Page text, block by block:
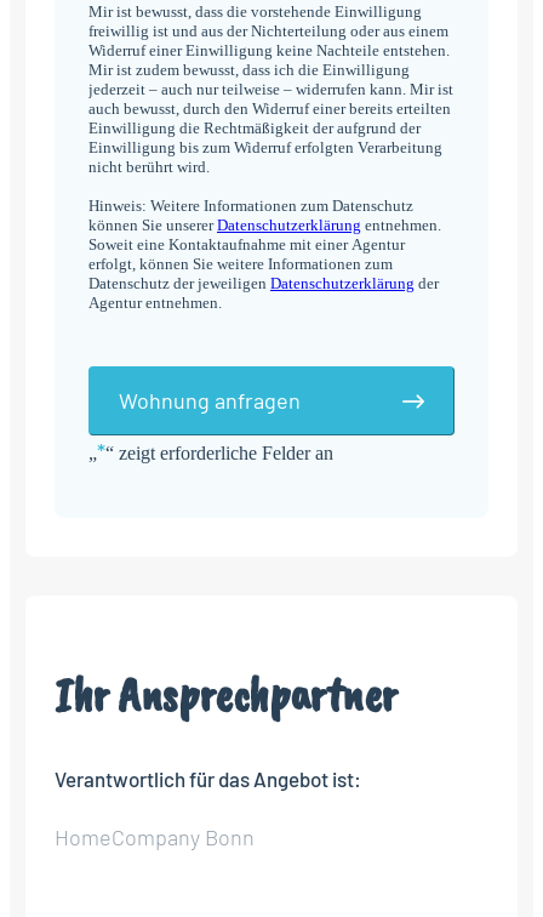
„*“ zeigt erforderliche Felder an
Mir ist bewusst, dass die vorstehende Einwilligung
freiwillig ist und aus der Nichterteilung oder aus einem
Widerruf einer Einwilligung keine Nachteile entstehen.
Mir ist zudem bewusst, dass ich die Einwilligung
jederzeit – auch nur teilweise – widerrufen kann. Mir ist
auch bewusst, durch den Widerruf einer bereits erteilten
Einwilligung die Rechtmäßigkeit der aufgrund der
Einwilligung bis zum Widerruf erfolgten Verarbeitung
nicht berührt wird.
Hinweis: Weitere Informationen zum Datenschutz
können Sie unsererDatenschutzerklärung entnehmen.
Soweit eine Kontaktaufnahme mit einer Agentur
erfolgt, können Sie weitere Informationen zum
Datenschutz der jeweiligen Datenschutzerklärung der
Agentur entnehmen.
Wohnung anfragen
Ihr Ansprechpartner
Verantwortlich für das Angebot ist:
HomeCompany Bonn